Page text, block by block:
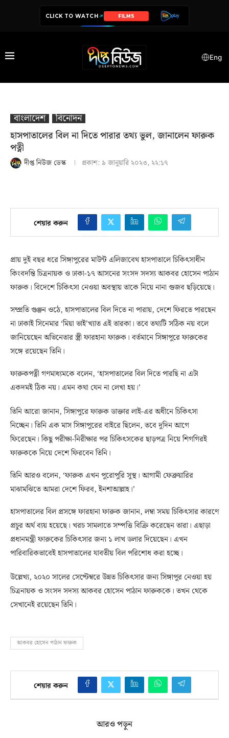
CLICK TO WATCH SERIES
Eng
বাংলাদেশ
বিনোদন
হাসপাতালের বিল না দিতে পারার তথ্য ভুল, জানালেন ফারুক
পত্নী
দীপ্ত নিউজ ডেস্ক প্রকাশ: ৯ জানুয়ারি ২০২৩, ২২:১৭
শেয়ার করুন
প্রায় দুই বছর ধরে সিঙ্গাপুরের মাউন্ট এলিজাবেথ হাসপাতালে চিকিৎসাধীন
কিংবদন্তি চিত্রনায়ক ও ঢাকা-১৭ আসনের সংসদ সদস্য আকবর হোসেন পাঠান
ফারুক। বিদেশে চিকিৎসা নেওয়া অবস্থায় তাকে নিয়ে নানা গুজব ছড়িয়েছে।
সম্প্রতি গুঞ্জন ওঠে, হাসপাতালের বিল দিতে না পারায়, দেশে ফিরতে পারছেন
না ঢাকাই সিনেমার ‘মিয়া ভাই’খ্যাত এই তারকা। তবে তথ্যটি সঠিক নয় বলে
জানিয়েছেন অভিনেতার স্ত্রী ফারহানা ফারুক। বর্তমানে সিঙ্গাপুরে ফারুকের
সঙ্গে রয়েছেন তিনি।
ফারুকপত্নী গণমাধ্যমকে বলেন, ‘হাসপাতালের বিল দিতে পারছি না এটা
একদমই ঠিক নয়। এমন কথা যেন না লেখা হয়।’
তিনি আরো জানান, সিঙ্গাপুরে ফারুক ডাক্তার লাই-এর অধীনে চিকিৎসা
নিচ্ছেন। তিনি এক মাস সিঙ্গাপুরের বাইরে ছিলেন, তবে দুদিন আগে
ফিরেছেন। কিছু পরীক্ষা-নিরীক্ষার পর চিকিৎসকের ছাড়পত্র নিয়ে শিগগিরই
ফারুককে নিয়ে দেশে ফিরবেন তিনি।
তিনি আরও বলেন, ‘ফারুক এখন পুরোপুরি সুস্থ। আগামী ফেব্রুয়ারির
মাঝামঝিতে আমরা দেশে ফিরব, ইনশাআল্লাহ।’
হাসপাতালের বিল প্রসঙ্গে ফারহানা ফারুক জানান, লম্বা সময় চিকিৎসার কারণে
প্রচুর অর্থ ব্যয় হয়েছে। খরচ সামলাতে সম্পত্তি বিক্রি করেছেন তারা। এছাড়া
প্রধানমন্ত্রী ফারুকের চিকিৎসার জন্য ১ লাখ ডলার দিয়েছেন। এখন
পারিবারিকভাবেই হাসপাতালের যাবতীয় বিল পরিশোধ করা হচ্ছে।
উল্লেখ্য, ২০২০ সালের সেপ্টেম্বরে উন্নত চিকিৎসার জন্য সিঙ্গাপুর নেওয়া হয়
চিত্রনায়ক ও সংসদ সদস্য আকবর হোসেন পাঠান ফারুককে। তখন থেকে
সেখানেই রয়েছেন তিনি।
আকবর হোসেন পাঠান ফারুক
শেয়ার করুন
আরও পড়ুন